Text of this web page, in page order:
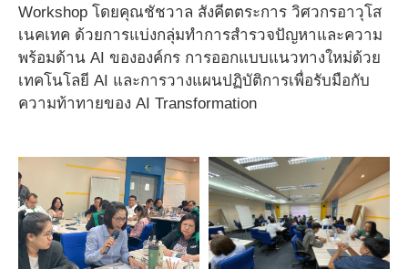
Workshop โดยคุณชัชวาล สังคีตตระการ วิศวกรอาวุโส
เนคเทค ด้วยการแบ่งกลุ่มทำการสำรวจปัญหาและความ
พร้อมด้าน AI ขององค์กร การออกแบบแนวทางใหม่ด้วย
เทคโนโลยี AI และการวางแผนปฏิบัติการเพื่อรับมือกับ
ความท้าทายของ AI Transformation